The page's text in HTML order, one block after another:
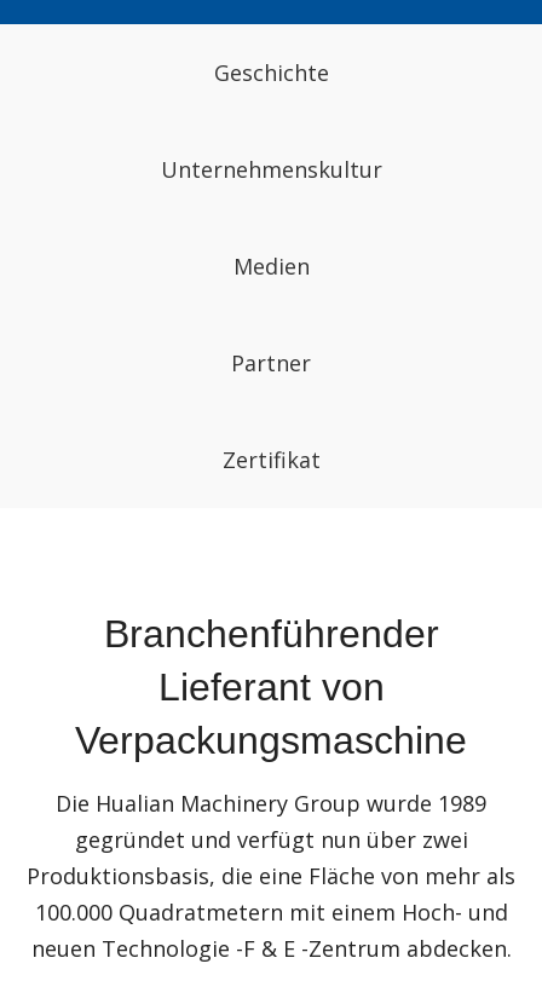
Geschichte
Unternehmenskultur
Medien
Partner
Zertifikat
Branchenführender
Lieferant von
Verpackungsmaschine
Die Hualian Machinery Group wurde 1989
gegründet und verfügt nun über zwei
Produktionsbasis, die eine Fläche von mehr als
100.000 Quadratmetern mit einem Hoch- und
neuen Technologie -F & E -Zentrum abdecken.